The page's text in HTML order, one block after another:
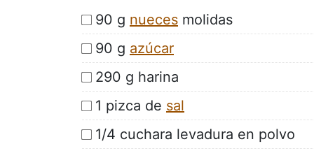
90 g nueces molidas
90 g azúcar
290 g harina
1 pizca de sal
1/4 cuchara levadura en polvo